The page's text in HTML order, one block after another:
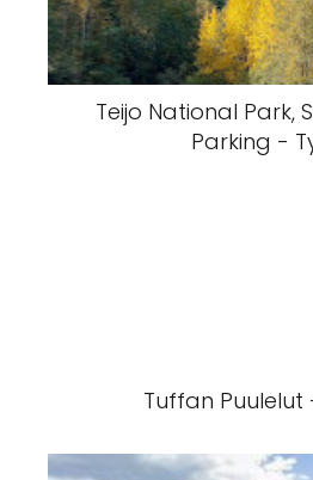
Teijo National Park,
Parking -
Tuffan Puulelut